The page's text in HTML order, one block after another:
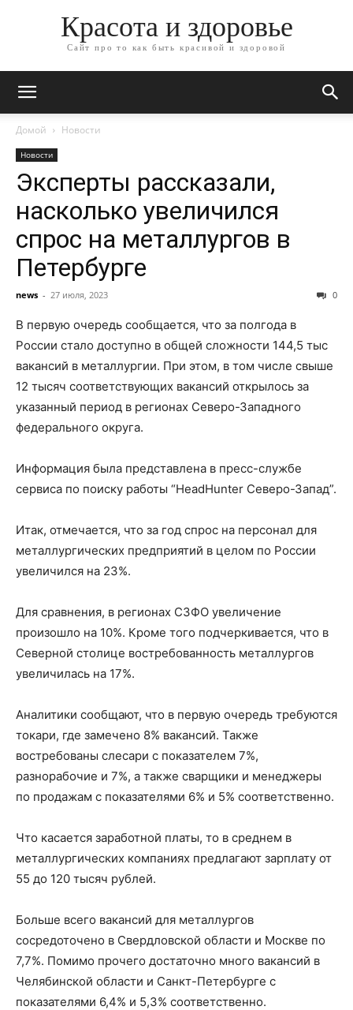
Красота и здоровье
Сайт про то как быть красивой и здоровой
Домой Новости
Новости
Эксперты рассказали,
насколько увеличился
спрос на металлургов в
Петербурге
news - 27 июля, 2023 0
В первую очередь сообщается, что за полгода в
России стало доступно в общей сложности 144,5 тыс
вакансий в металлургии. При этом, в том числе свыше
12 тысяч соответствующих вакансий открылось за
указанный период в регионах Северо-Западного
федерального округа.
Информация была представлена в пресс-службе
сервиса по поиску работы “HeadHunter Северо-Запад”.
Итак, отмечается, что за год спрос на персонал для
металлургических предприятий в целом по России
увеличился на 23%.
Для сравнения, в регионах СЗФО увеличение
произошло на 10%. Кроме того подчеркивается, что в
Северной столице востребованность металлургов
увеличилась на 17%.
Аналитики сообщают, что в первую очередь требуются
токари, где замечено 8% вакансий. Также
востребованы слесари с показателем 7%,
разнорабочие и 7%, а также сварщики и менеджеры
по продажам с показателями 6% и 5% соответственно.
Что касается заработной платы, то в среднем в
металлургических компаниях предлагают зарплату от
55 до 120 тысяч рублей.
Больше всего вакансий для металлургов
сосредоточено в Свердловской области и Москве по
7,7%. Помимо прочего достаточно много вакансий в
Челябинской области и Санкт-Петербурге с
показателями 6,4% и 5,3% соответственно.